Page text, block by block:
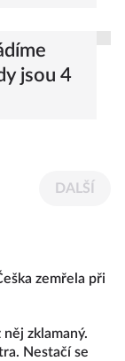
jsou 4
DALŠÍ
zemřela při
něj zklamaný.
Nestačí se